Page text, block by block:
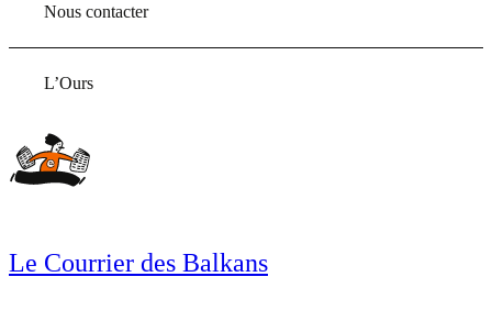
Nous contacter
L’Ours
Le Courrier des Balkans